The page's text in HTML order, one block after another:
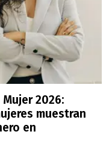
2026:
muestran
en